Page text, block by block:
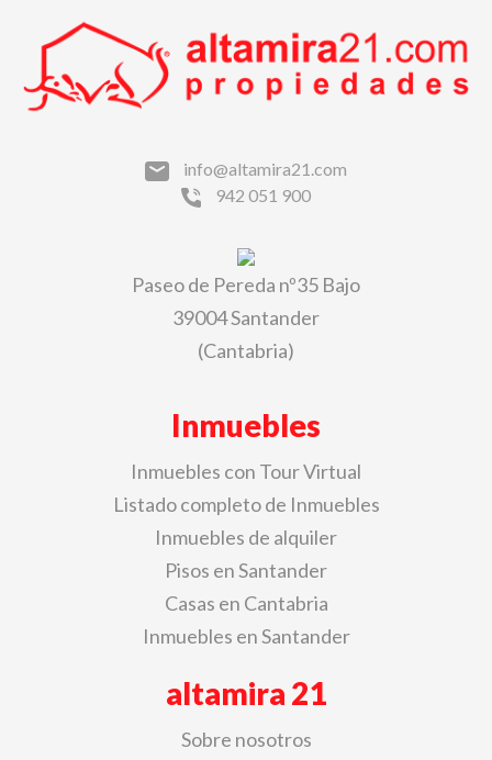
info@altamira21.com
942 051 900
Paseo de Pereda nº35 Bajo
39004 Santander
(Cantabria)
Inmuebles
Inmuebles con Tour Virtual
Listado completo de Inmuebles
Inmuebles de alquiler
Pisos en Santander
Casas en Cantabria
Inmuebles en Santander
altamira 21
Sobre nosotros